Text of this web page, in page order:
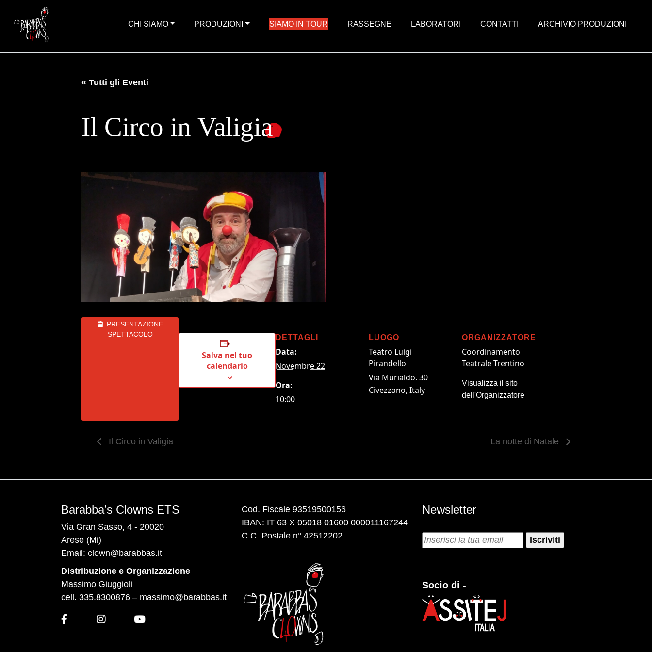
CHI SIAMO PRODUZIONI SIAMO IN TOUR RASSEGNE LABORATORI CONTATTI ARCHIVIO PRODUZIONI
« Tutti gli Eventi
Il Circo in Valigia
PRESENTAZIONE
SPETTACOLO
Salva nel tuo
calendario
DETTAGLI
Data:
Novembre 22
Ora:
10:00
LUOGO
Teatro Luigi
Pirandello
Via Murialdo. 30
Civezzano, Italy
ORGANIZZATORE
Coordinamento
Teatrale Trentino
Visualizza il sito
dell'Organizzatore
Il Circo in Valigia La notte di Natale
Barabba’s Clowns ETS
Via Gran Sasso, 4 - 20020
Arese (Mi)
Email: clown@barabbas.it
Distribuzione e Organizzazione
Massimo Giuggioli
cell. 335.8300876 – massimo@barabbas.it
Cod. Fiscale 93519500156
IBAN: IT 63 X 05018 01600 000011167244
C.C. Postale n° 42512202
Newsletter
Socio di -